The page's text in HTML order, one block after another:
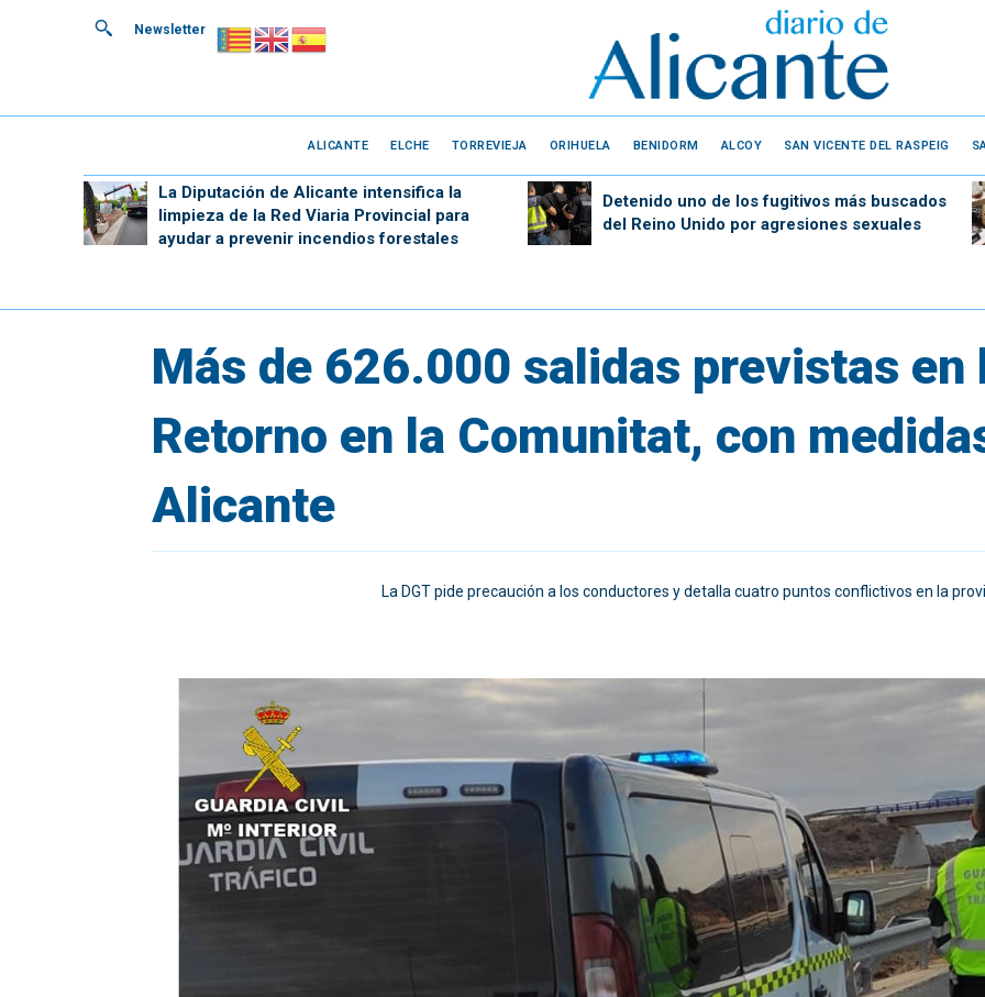
Newsletter
ALICANTE ELCHE TORREVIEJA ORIHUELA BENIDORM ALCOY SAN VICENTE DEL RASPEIG
La Diputación de Alicante intensifica la
limpieza de la Red Viaria Provincial para
ayudar a prevenir incendios forestales
Detenido uno de los fugitivos más buscados
del Reino Unido por agresiones sexuales
Más de 626.000 salidas previstas en
Retorno en la Comunitat, con
Alicante
La DGT pide precaución a los conductores y detalla cuatro puntos conflictivos en la